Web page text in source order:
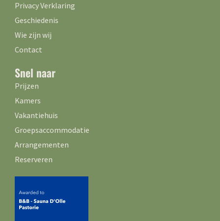
Privacy Verklaring
Geschiedenis
Wie zijn wij
Contact
Snel naar
Prijzen
Kamers
Vakantiehuis
Groepsaccommodatie
Arrangementen
Reserveren